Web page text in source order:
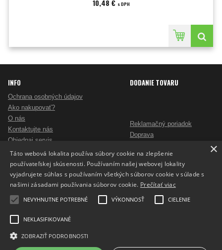
10,48 € s DPH
INFO DODANIE TOVARU
Ochrana osobných údajov
Ako nakupovať?
O nás
Kontaktujte nás
Objednaj servis
Pošlite mi ponuku
Ako vybrať skartovač?
Nezáväzný dopyt na reklamné predmety
Potlač reklamných predmetov
Cookies
Reklamačný poriadok
Doprava
Alternatívne riešenie sporov
Odstúpenie od zmluvy
×
Táto webová lokalita používa súbory cookie na zlepšenie
používateľskej skúsenosti. Používaním našej webovej lokality
vyjadrujete súhlas s používaním všetkých súborov cookie v súlade s
našimi zásadami používania súborov cookie. Prečítať viac
NEVYHNUTNE POTREBNÉ VÝKONNOSŤ CIELENIE
NEKLASIFIKOVANÉ
ZOBRAZIŤ PODROBNOSTI